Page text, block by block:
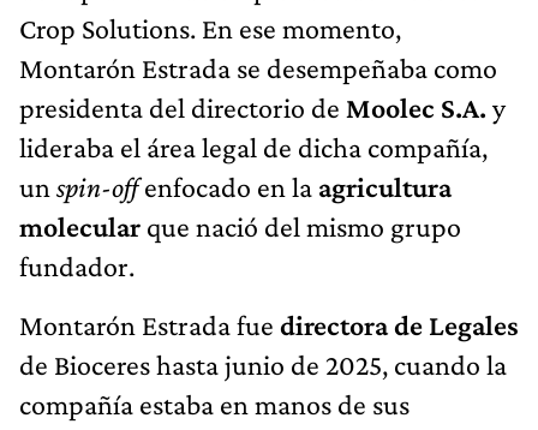
Crop Solutions. En ese momento,
Montarón Estrada se desempeñaba como
presidenta del directorio de Moolec S.A. y
lideraba el área legal de dicha compañía,
un spin-offenfocado en la agricultura
molecular que nació del mismo grupo
fundador.
Montarón Estrada fue directora de Legales
de Bioceres hasta junio de 2025, cuando la
compañía estaba en manos de sus